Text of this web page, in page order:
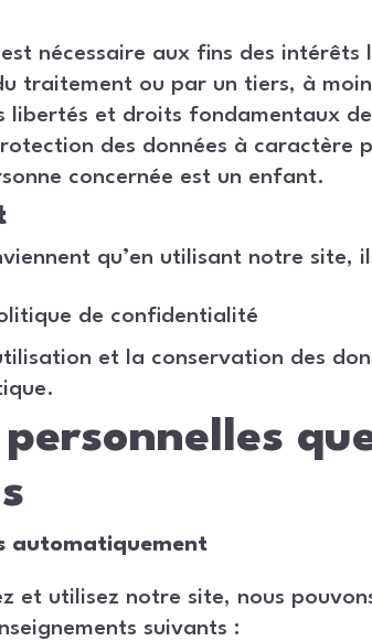
nécessaire aux fins des intérêts
traitement ou par un tiers, à
libertés et droits fondamentaux
des données à caractère
concernée est un enfant.
qu’en utilisant notre site,
de confidentialité
et la conservation des
personnelles
automatiquement
et utilisez notre site, nous
suivants :